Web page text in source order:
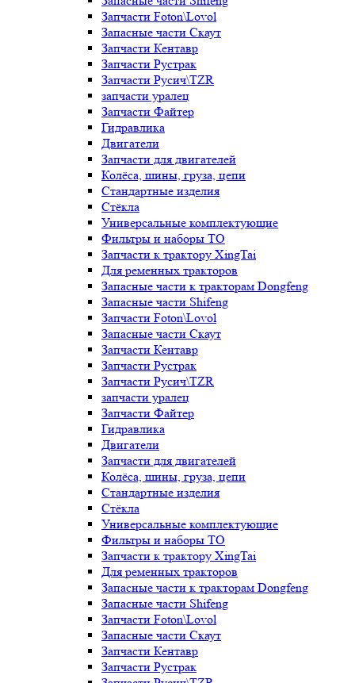
Запчасти Foton\Lovol
Запасные части Скаут
Запчасти Кентавр
Запчасти Рустрак
Запчасти Русич\TZR
запчасти уралец
Запчасти Файтер
Гидравлика
Двигатели
Запчасти для двигателей
Колёса, шины, груза, цепи
Стандартные изделия
Стёкла
Универсальные комплектующие
Фильтры и наборы ТО
Запчасти к трактору XingTai
Для ременных тракторов
Запасные части к тракторам Dongfeng
Запасные части Shifeng
Запчасти Foton\Lovol
Запасные части Скаут
Запчасти Кентавр
Запчасти Рустрак
Запчасти Русич\TZR
запчасти уралец
Запчасти Файтер
Гидравлика
Двигатели
Запчасти для двигателей
Колёса, шины, груза, цепи
Стандартные изделия
Стёкла
Универсальные комплектующие
Фильтры и наборы ТО
Запчасти к трактору XingTai
Для ременных тракторов
Запасные части к тракторам Dongfeng
Запасные части Shifeng
Запчасти Foton\Lovol
Запасные части Скаут
Запчасти Кентавр
Запчасти Рустрак